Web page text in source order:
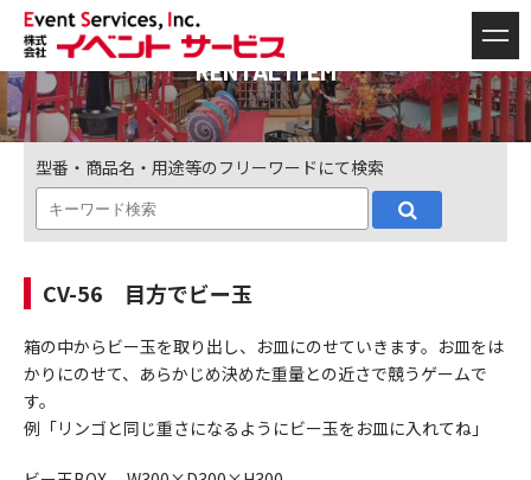
RENTAL ITEM
型番・商品名・用途等のフリーワードにて検索
CV-56 目方でビー玉
箱の中からビー玉を取り出し、お皿にのせていきます。お皿をは
かりにのせて、あらかじめ決めた重量との近さで競うゲームで
す。
例「リンゴと同じ重さになるようにビー玉をお皿に入れてね」